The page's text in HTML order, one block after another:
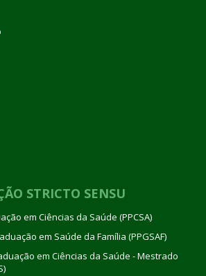
STRICTO SENSU
em Ciências da Saúde (PPCSA)
em Saúde da Família (PPGSAF)
em Ciências da Saúde - Mestrado